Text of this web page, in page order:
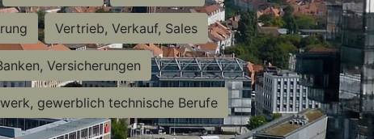
Vertrieb, Verkauf, Sales
Versicherungen
gewerblich technische Berufe